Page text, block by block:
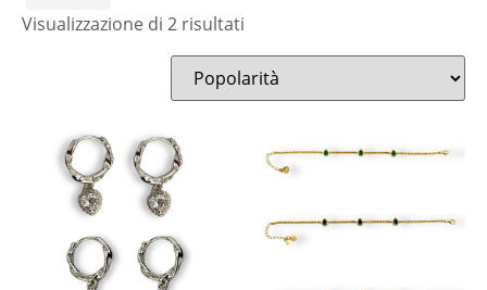
Visualizzazione di 2 risultati